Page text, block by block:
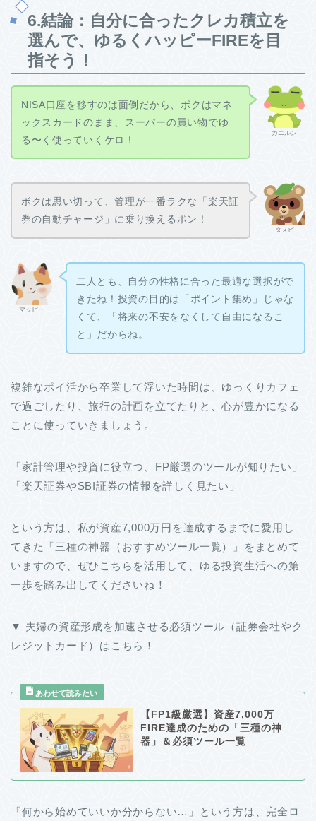
6.結論：自分に合ったクレカ積立を
選んで、ゆるくハッピーFIREを目
指そう！
カエルン
NISA口座を移すのは面倒だから、ボクはマネ
ックスカードのまま、スーパーの買い物でゆ
る〜く使っていくケロ！
タヌピ
ボクは思い切って、管理が一番ラクな「楽天証
券の自動チャージ」に乗り換えるポン！
マッピー
二人とも、自分の性格に合った最適な選択がで
きたね！投資の目的は「ポイント集め」じゃな
くて、「将来の不安をなくして自由になるこ
と」だからね。
複雑なポイ活から卒業して浮いた時間は、ゆっくりカフェ
で過ごしたり、旅行の計画を立てたりと、心が豊かになる
ことに使っていきましょう。
「家計管理や投資に役立つ、FP厳選のツールが知りたい」
「楽天証券やSBI証券の情報を詳しく見たい」
という方は、私が資産7,000万円を達成するまでに愛用し
てきた「三種の神器（おすすめツール一覧）」をまとめて
いますので、ぜひこちらを活用して、ゆる投資生活への第
一歩を踏み出してくださいね！
▼ 夫婦の資産形成を加速させる必須ツール（証券会社やク
レジットカード）はこちら！
【FP1級厳選】資産7,000万
FIRE達成のための「三種の神
器」＆必須ツール一覧
「何から始めていいか分からない…」という方は、完全ロ